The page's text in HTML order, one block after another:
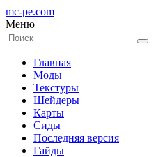
mc-pe.com
Меню
Главная
Моды
Текстуры
Шейдеры
Карты
Сиды
Последняя версия
Гайды